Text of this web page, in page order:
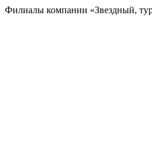
Филиалы компании «Звездный,